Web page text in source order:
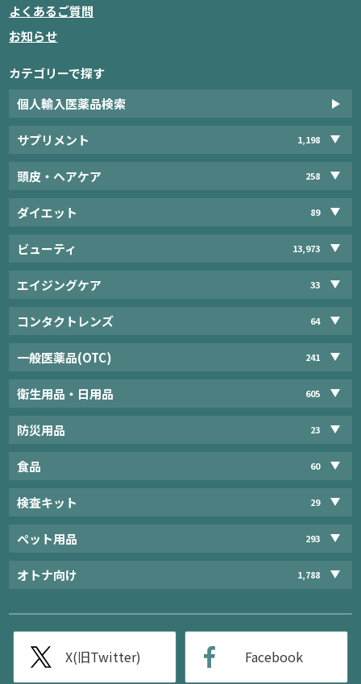
よくあるご質問
お知らせ
カテゴリーで探す
個人輸入医薬品検索
サプリメント 1,198
頭皮・ヘアケア 258
ダイエット 89
ビューティ 13,973
エイジングケア 33
コンタクトレンズ 64
一般医薬品(OTC) 241
衛生用品・日用品 605
防災用品 23
食品 60
検査キット 29
ペット用品 293
オトナ向け 1,788
X(旧Twitter) Facebook